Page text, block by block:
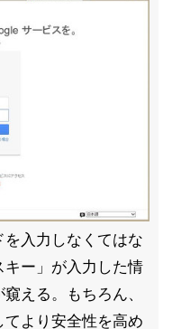
入力しなくてはな
キー」が入力した情
える。もちろん、
より安全性を高め